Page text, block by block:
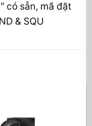
có sẵn, mã đặt
& SQU